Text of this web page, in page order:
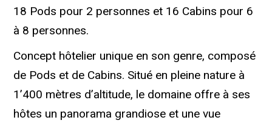
18 Pods pour 2 personnes et 16 Cabins pour 6
à 8 personnes.
Concept hôtelier unique en son genre, composé
de Pods et de Cabins. Situé en pleine nature à
1’400 mètres d’altitude, le domaine offre à ses
hôtes un panorama grandiose et une vue